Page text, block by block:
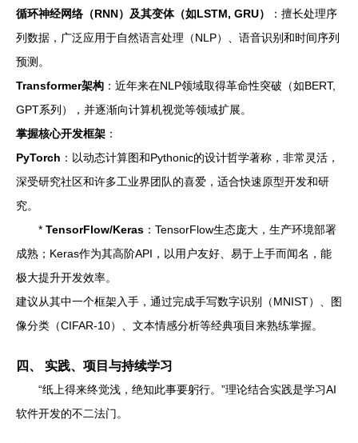
循环神经网络（RNN）及其变体（如LSTM, GRU）
：擅长处理序
列数据，广泛应用于自然语言处理（NLP）、语音识别和时间序列
预测。
Transformer架构 ：近年来在NLP领域取得革命性突破（如BERT,
GPT系列），并逐渐向计算机视觉等领域扩展。
掌握核心开发框架 ：
PyTorch ：以动态计算图和Pythonic的设计哲学著称，非常灵活，
深受研究社区和许多工业界团队的喜爱，适合快速原型开发和研
究。
* TensorFlow/Keras ：TensorFlow生态庞大，生产环境部署
成熟；Keras作为其高阶API，以用户友好、易于上手而闻名，能
极大提升开发效率。
建议从其中一个框架入手，通过完成手写数字识别（MNIST）、图
像分类（CIFAR-10）、文本情感分析等经典项目来熟练掌握。
四、 实践、项目与持续学习
“纸上得来终觉浅，绝知此事要躬行。”理论结合实践是学习AI
软件开发的不二法门。